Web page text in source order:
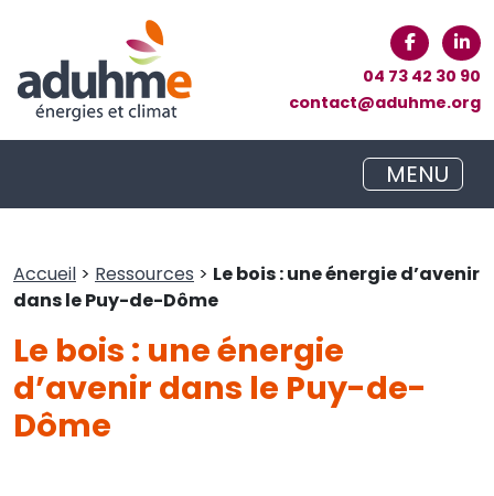
04 73 42 30 90
contact@aduhme.org
MENU
Accueil > Ressources > Le bois : une énergie d’avenir
dans le Puy-de-Dôme
Le bois : une énergie
d’avenir dans le Puy-de-
Dôme